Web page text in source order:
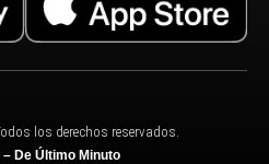
los derechos reservados.
De Último Minuto